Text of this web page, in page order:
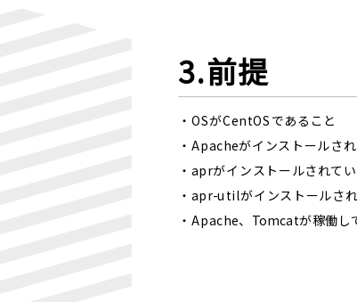
3.前提
・OSがCentOSであること
・Apacheがインストールさ
・aprがインストールされて
・apr-utilがインストールさ
・Apache、Tomcatが稼働し